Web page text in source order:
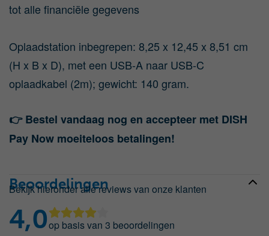
tot alle financiële gegevens
Oplaadstation inbegrepen: 8,25 x 12,45 x 8,51 cm
(H x B x D), met een USB-A naar USB-C
oplaadkabel (2m); gewicht: 140 gram.
👉 Bestel vandaag nog en accepteer met DISH
Pay Now moeiteloos betalingen!
Beoordelingen
Bekijk hieronder alle reviews van onze klanten
4,0op basis van 3 beoordelingen